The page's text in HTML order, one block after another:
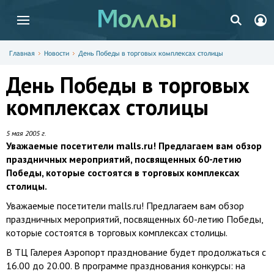
Главная Новости День Победы в торговых комплексах столицы
День Победы в торговых
комплексах столицы
5 мая 2005 г.
Уважаемые посетители malls.ru! Предлагаем вам обзор
праздничных мероприятий, посвященных 60-летию
Победы, которые состоятся в торговых комплексах
столицы.
Уважаемые посетители malls.ru! Предлагаем вам обзор
праздничных мероприятий, посвященных 60-летию Победы,
которые состоятся в торговых комплексах столицы.
В ТЦ Галерея Аэропорт празднование будет продолжаться с
16.00 до 20.00. В программе празднования конкурсы: на